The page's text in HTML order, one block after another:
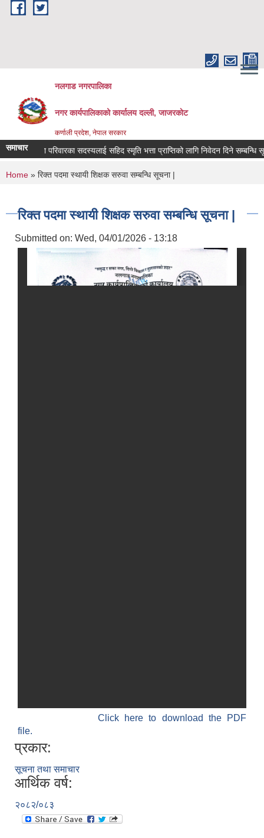
Skip to main content
नलगाड नगरपालिका
नगर कार्यपालिकाको कार्यालय दल्ली, जाजरकाेट
कर्णाली प्रदेश, नेपाल सरकार
समाचार
बेपत्ता परिवारका सदस्यलाई सहिद स्मृति भत्ता प्राप्तिको लागि निवेदन दिने सम्बन्धि सूचना
You are here
Home » रिक्त पदमा स्थायी शिक्षक सरुवा सम्बन्धि सूचना |
रिक्त पदमा स्थायी शिक्षक सरुवा सम्बन्धि सूचना |
Submitted on: Wed, 04/01/2026 - 13:18
Click here to download the PDF
file.
प्रकार:
सूचना तथा समाचार
आर्थिक वर्ष:
२०८२/०८३